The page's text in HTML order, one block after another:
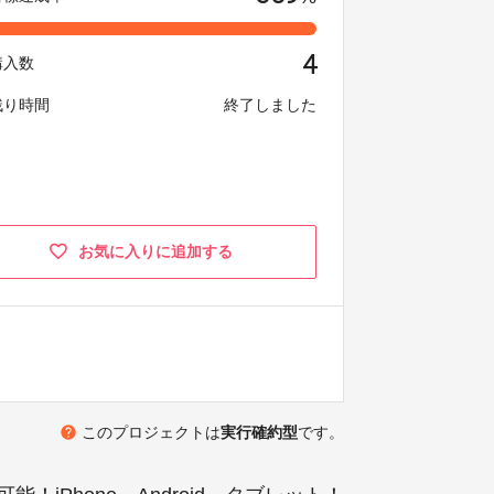
入数 4
り時間 終了しました
お気に入りに追加する
help このプロジェクトは実行確約型です。